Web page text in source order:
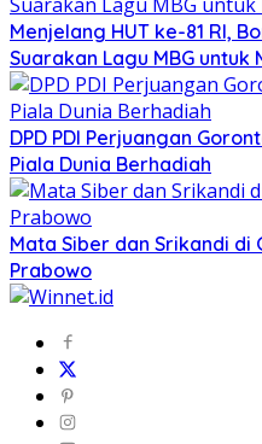
Menjelang HUT ke-81 RI,
Suarakan Lagu MBG untuk
DPD PDI Perjuangan
Piala Dunia Berhadiah
Mata Siber dan Srikandi di
Prabowo